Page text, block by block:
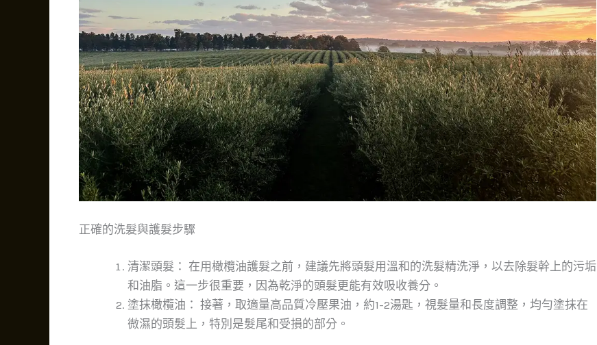
正確的洗髮與護髮步驟
清潔頭髮： 在用橄欖油護髮之前，建議先將頭髮用溫和的洗髮精洗淨，以去除髮幹上的污垢
和油脂。這一步很重要，因為乾淨的頭髮更能有效吸收養分。
塗抹橄欖油： 接著，取適量高品質冷壓果油，約1-2湯匙，視髮量和長度調整，均勻塗抹在
微濕的頭髮上，特別是髮尾和受損的部分。